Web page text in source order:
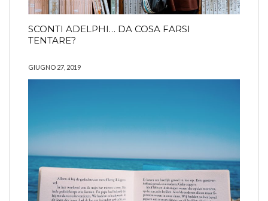
SCONTI ADELPHI… DA COSA FARSI
TENTARE?
GIUGNO 27, 2019